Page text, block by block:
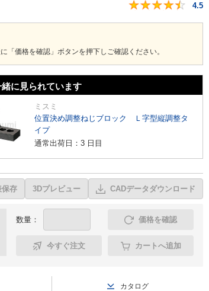
4.5
「価格を確認」ボタンを押下しご確認ください。
緒に見られています
ミスミ
位置決め調整ねじブロック Ｌ字型縦調整タ
イプ
通常出荷日：3 日目
保存 3Dプレビュー CADデータダウンロード
数量： 価格を確認
今すぐ注文 カートへ追加
カタログ